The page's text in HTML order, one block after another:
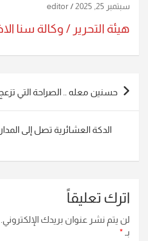
سبتمبر 25, 2025 editor
هيئة التحرير / وكالة سنا
تصفّح
المقالات
حسنين معله .. الصراحة التي تزعج
الدكة العشائرية تصل إلى
اترك تعليقاً
لن يتم نشر عنوان بريدك الإلكتروني.
بـ *